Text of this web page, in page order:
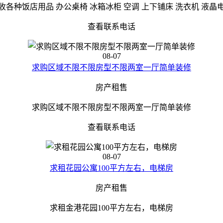
各种饭店用品 办公桌椅 冰箱冰柜 空调 上下铺床 洗衣机 液晶
查看联系电话
08-07
求购区域不限不限房型不限两室一厅简单装修
房产租售
求购区域不限不限房型不限两室一厅简单装修
查看联系电话
08-07
求租花园公寓100平方左右，电梯房
房产租售
求租金港花园100平方左右，电梯房